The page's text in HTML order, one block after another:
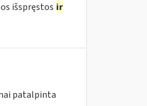
išspręstos ir
patalpinta